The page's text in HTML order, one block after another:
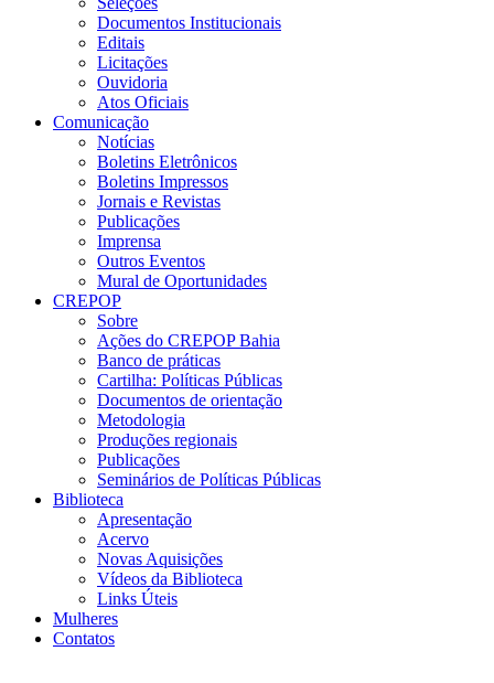
Documentos Institucionais
Editais
Licitações
Ouvidoria
Atos Oficiais
Comunicação
Notícias
Boletins Eletrônicos
Boletins Impressos
Jornais e Revistas
Publicações
Imprensa
Outros Eventos
Mural de Oportunidades
CREPOP
Sobre
Ações do CREPOP Bahia
Banco de práticas
Cartilha: Políticas Públicas
Documentos de orientação
Metodologia
Produções regionais
Publicações
Seminários de Políticas Públicas
Biblioteca
Apresentação
Acervo
Novas Aquisições
Vídeos da Biblioteca
Links Úteis
Mulheres
Contatos